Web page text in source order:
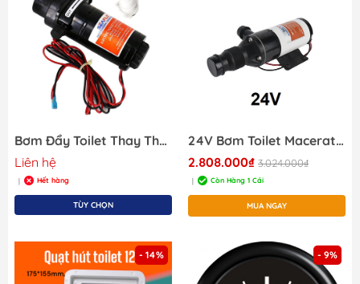
Bơm Đẩy Toilet Thay Thế Điện Áp 12V, Lưu lượng 18.9 LPM, 227x83mm, Cống Suất 36W
Liên hệ
| Hết hàng
TÙY CHỌN
24V Bơm Toilet Macerator Điện 24V Max 6.0A, Lưu Lượng 45LPM, Ống 1 Inch
2.808.000₫ 3.024.000₫
| Còn Hàng 1 Cái
MUA NGAY
- 14% - 9%